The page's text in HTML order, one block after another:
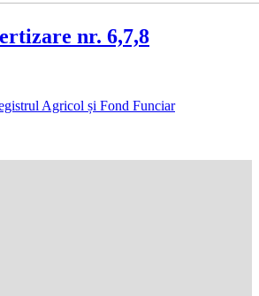
nr. 6,7,8
Agricol și Fond Funciar